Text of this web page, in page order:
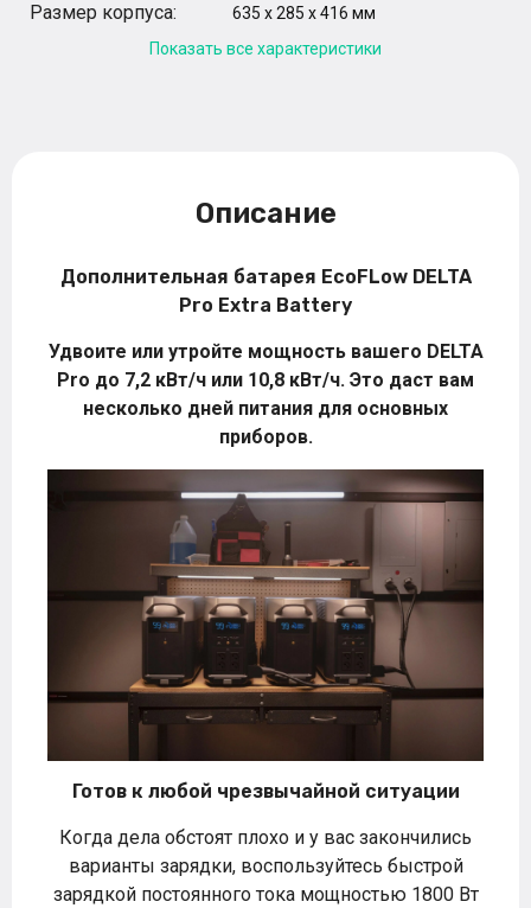
Размер корпуса:
635 x 285 x 416 мм
Показать все характеристики
Описание
Дополнительная батарея EcoFLow DELTA
Pro Extra Battery
Удвоите или утройте мощность вашего DELTA
Pro до 7,2 кВт/ч или 10,8 кВт/ч. Это даст вам
несколько дней питания для основных
приборов.
Готов к любой чрезвычайной ситуации
Когда дела обстоят плохо и у вас закончились
варианты зарядки, воспользуйтесь быстрой
зарядкой постоянного тока мощностью 1800 Вт